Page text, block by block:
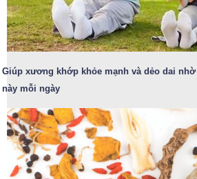
Giúp xương khớp khỏe mạnh và dẻo dai
này mỗi ngày